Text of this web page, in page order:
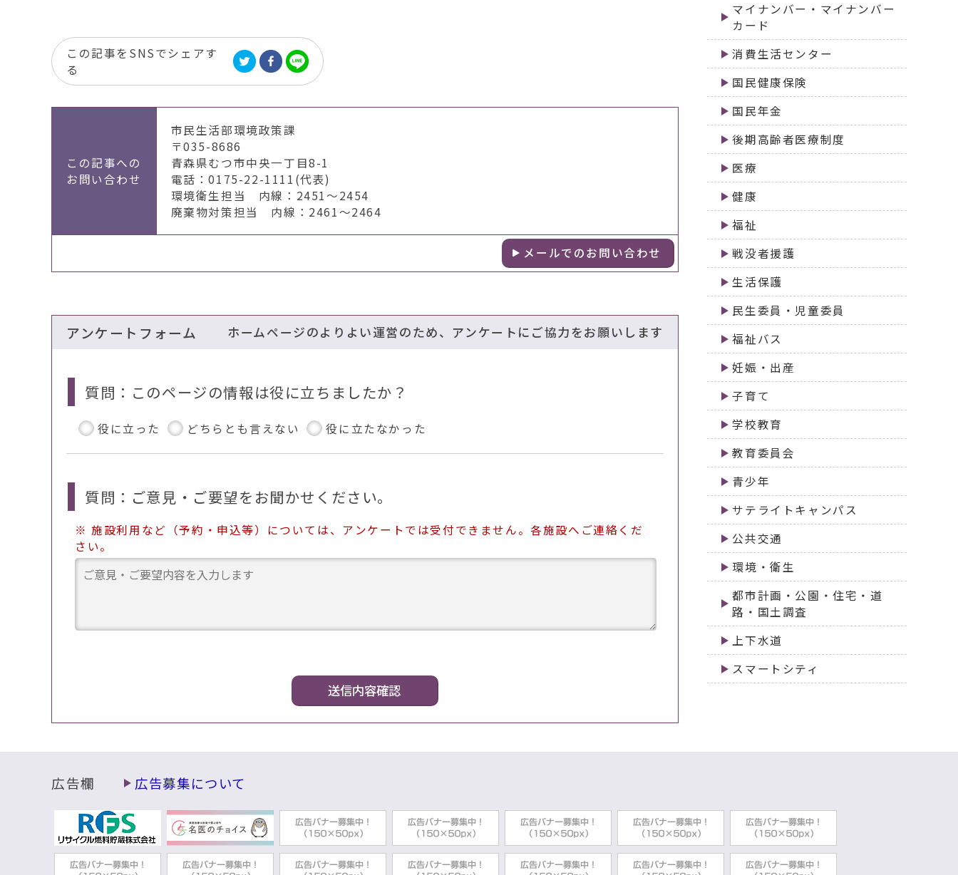
この記事をSNSでシェアす
る
この記事への
お問い合わせ
市民生活部環境政策課
〒035-8686
青森県むつ市中央一丁目8-1
電話：0175-22-1111(代表)
環境衛生担当 内線：2451～2454
廃棄物対策担当 内線：2461～2464
メールでのお問い合わせ
アンケートフォーム ホームページのよりよい運営のため、アンケートにご協力をお願いします
質問：このページの情報は役に立ちましたか？
役に立った どちらとも言えない 役に立たなかった
質問：ご意見・ご要望をお聞かせください。
※ 施設利用など（予約・申込等）については、アンケートでは受付できません。各施設へご連絡くだ
さい。
マイナンバー・マイナンバー
カード
消費生活センター
国民健康保険
国民年金
後期高齢者医療制度
医療
健康
福祉
戦没者援護
生活保護
民生委員・児童委員
福祉バス
妊娠・出産
子育て
学校教育
教育委員会
青少年
サテライトキャンパス
公共交通
環境・衛生
都市計画・公園・住宅・道
路・国土調査
上下水道
スマートシティ
広告欄 広告募集について